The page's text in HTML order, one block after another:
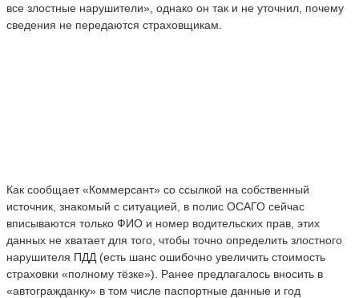
все злостные нарушители», однако он так и не уточнил, почему
сведения не передаются страховщикам.
Как сообщает «Коммерсант» со ссылкой на собственный
источник, знакомый с ситуацией, в полис ОСАГО сейчас
вписываются только ФИО и номер водительских прав, этих
данных не хватает для того, чтобы точно определить злостного
нарушителя ПДД (есть шанс ошибочно увеличить стоимость
страховки «полному тёзке»). Ранее предлагалось вносить в
«автогражданку» в том числе паспортные данные и год